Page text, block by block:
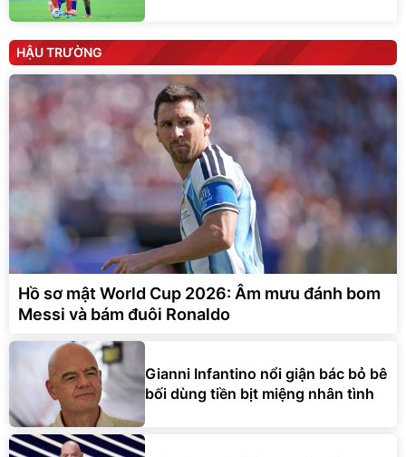
HẬU TRƯỜNG
Hồ sơ mật World Cup 2026: Âm mưu đánh bom
Messi và bám đuôi Ronaldo
Gianni Infantino nổi giận bác bỏ bê
bối dùng tiền bịt miệng nhân tình